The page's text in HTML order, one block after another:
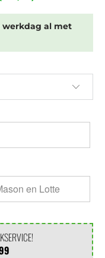
werkdag al met